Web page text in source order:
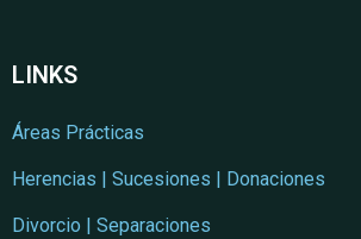
LINKS
Áreas Prácticas
Herencias | Sucesiones | Donaciones
Divorcio | Separaciones